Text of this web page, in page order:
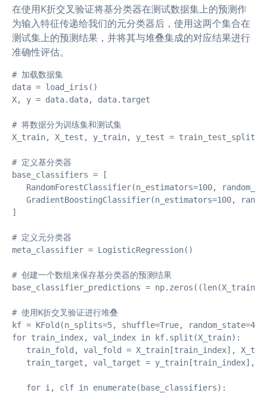
在使用K折交叉验证将基分类器在测试数据集上的预测作
为输入特征传递给我们的元分类器后，使用这两个集合在
测试集上的预测结果，并将其与堆叠集成的对应结果进行
准确性评估。
# 加载数据集
data = load_iris()
X, y = data.data, data.target
# 将数据分为训练集和测试集
X_train, X_test, y_train, y_test = train_test_split(X,
# 定义基分类器
base_classifiers = [
RandomForestClassifier(n_estimators=100,
GradientBoostingClassifier(n_estimators=100,
]
# 定义元分类器
meta_classifier = LogisticRegression()
# 创建一个数组来保存基分类器的预测结果
base_classifier_predictions =
# 使用K折交叉验证进行堆叠
kf = KFold(n_splits=5, shuffle=True, random_state=42)
for train_index, val_index in kf.split(X_train):
train_fold, val_fold = X_train[train_index],
train_target, val_target = y_train[train_index],
   for i, clf in enumerate(base_classifiers):